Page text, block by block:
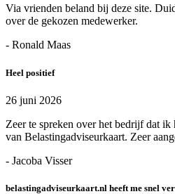
Via vrienden beland bij deze site.
over de gekozen medewerker.
- Ronald Maas
Heel positief
26 juni 2026
Zeer te spreken over het bedrijf dat
van Belastingadviseurkaart. Zeer
- Jacoba Visser
belastingadviseurkaart.nl heeft me snel